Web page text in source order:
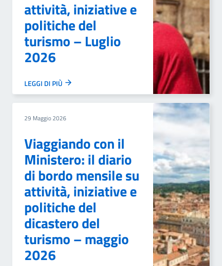
attività, iniziative e
politiche del
turismo – Luglio
2026
LEGGI DI PIÙ
29 Maggio 2026
Viaggiando con il
Ministero: il diario
di bordo mensile su
attività, iniziative e
politiche del
dicastero del
turismo – maggio
2026